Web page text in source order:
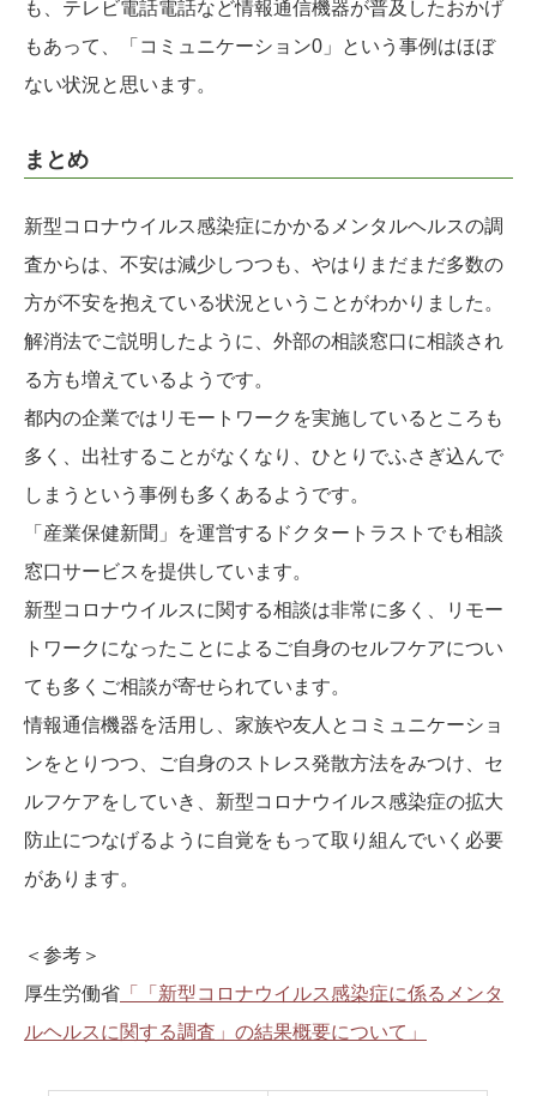
も、テレビ電話電話など情報通信機器が普及したおかげ
もあって、「コミュニケーション0」という事例はほぼ
ない状況と思います。
まとめ
新型コロナウイルス感染症にかかるメンタルヘルスの調
査からは、不安は減少しつつも、やはりまだまだ多数の
方が不安を抱えている状況ということがわかりました。
解消法でご説明したように、外部の相談窓口に相談され
る方も増えているようです。
都内の企業ではリモートワークを実施しているところも
多く、出社することがなくなり、ひとりでふさぎ込んで
しまうという事例も多くあるようです。
「産業保健新聞」を運営するドクタートラストでも相談
窓口サービスを提供しています。
新型コロナウイルスに関する相談は非常に多く、リモー
トワークになったことによるご自身のセルフケアについ
ても多くご相談が寄せられています。
情報通信機器を活用し、家族や友人とコミュニケーショ
ンをとりつつ、ご自身のストレス発散方法をみつけ、セ
ルフケアをしていき、新型コロナウイルス感染症の拡大
防止につなげるように自覚をもって取り組んでいく必要
があります。
＜参考＞
厚生労働省 「「新型コロナウイルス感染症に係るメンタ
ルヘルスに関する調査」の結果概要について」